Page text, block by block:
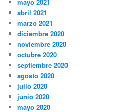
mayo 2021
abril 2021
marzo 2021
diciembre 2020
noviembre 2020
octubre 2020
septiembre 2020
agosto 2020
julio 2020
junio 2020
mayo 2020